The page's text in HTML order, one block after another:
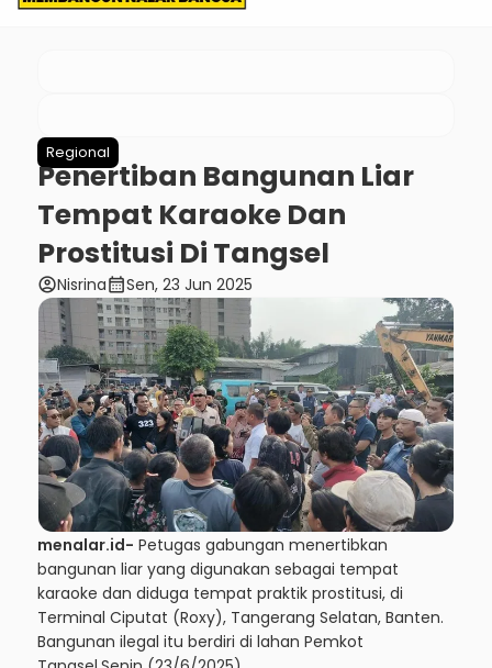
Regional
Penertiban Bangunan Liar
Tempat Karaoke Dan
Prostitusi Di Tangsel
account_circleNisrinacalendar_monthSen, 23 Jun 2025
menalar.id- Petugas gabungan menertibkan
bangunan liar yang digunakan sebagai tempat
karaoke dan diduga tempat praktik prostitusi, di
Terminal Ciputat (Roxy), Tangerang Selatan, Banten.
Bangunan ilegal itu berdiri di lahan Pemkot